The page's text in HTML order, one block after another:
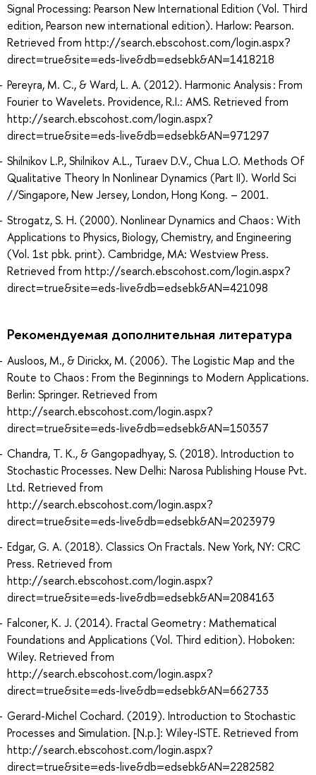
Signal Processing: Pearson New International Edition (Vol. Third
edition, Pearson new international edition). Harlow: Pearson.
Retrieved from http://search.ebscohost.com/login.aspx?
direct=true&site=eds-live&db=edsebk&AN=1418218
Pereyra, M. C., & Ward, L. A. (2012). Harmonic Analysis : From
Fourier to Wavelets. Providence, R.I.: AMS. Retrieved from
http://search.ebscohost.com/login.aspx?
direct=true&site=eds-live&db=edsebk&AN=971297
Shilnikov L.P., Shilnikov A.L., Turaev D.V., Chua L.O. Methods Of
Qualitative Theory In Nonlinear Dynamics (Part II). World Sci
//Singapore, New Jersey, London, Hong Kong. – 2001.
Strogatz, S. H. (2000). Nonlinear Dynamics and Chaos : With
Applications to Physics, Biology, Chemistry, and Engineering
(Vol. 1st pbk. print). Cambridge, MA: Westview Press.
Retrieved from http://search.ebscohost.com/login.aspx?
direct=true&site=eds-live&db=edsebk&AN=421098
Рекомендуемая дополнительная литература
Ausloos, M., & Dirickx, M. (2006). The Logistic Map and the
Route to Chaos : From the Beginnings to Modern Applications.
Berlin: Springer. Retrieved from
http://search.ebscohost.com/login.aspx?
direct=true&site=eds-live&db=edsebk&AN=150357
Chandra, T. K., & Gangopadhyay, S. (2018). Introduction to
Stochastic Processes. New Delhi: Narosa Publishing House Pvt.
Ltd. Retrieved from
http://search.ebscohost.com/login.aspx?
direct=true&site=eds-live&db=edsebk&AN=2023979
Edgar, G. A. (2018). Classics On Fractals. New York, NY: CRC
Press. Retrieved from
http://search.ebscohost.com/login.aspx?
direct=true&site=eds-live&db=edsebk&AN=2084163
Falconer, K. J. (2014). Fractal Geometry : Mathematical
Foundations and Applications (Vol. Third edition). Hoboken:
Wiley. Retrieved from
http://search.ebscohost.com/login.aspx?
direct=true&site=eds-live&db=edsebk&AN=662733
Gerard-Michel Cochard. (2019). Introduction to Stochastic
Processes and Simulation. [N.p.]: Wiley-ISTE. Retrieved from
http://search.ebscohost.com/login.aspx?
direct=true&site=eds-live&db=edsebk&AN=2282582